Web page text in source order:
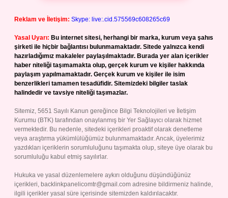
Reklam ve İletişim: Skype: live:.cid.575569c608265c69
Yasal Uyarı: Bu internet sitesi, herhangi bir marka, kurum veya şahıs
şirketi ile hiçbir bağlantısı bulunmamaktadır. Sitede yalnızca kendi
hazırladığımız makaleler paylaşılmaktadır. Burada yer alan içerikler
haber niteliği taşımamakta olup, gerçek kurum ve kişiler hakkında
paylaşım yapılmamaktadır. Gerçek kurum ve kişiler ile isim
benzerlikleri tamamen tesadüfidir. Sitemizdeki bilgiler taslak
halindedir ve tavsiye niteliği taşımazlar.
Sitemiz, 5651 Sayılı Kanun gereğince Bilgi Teknolojileri ve İletişim
Kurumu (BTK) tarafından onaylanmış bir Yer Sağlayıcı olarak hizmet
vermektedir. Bu nedenle, sitedeki içerikleri proaktif olarak denetleme
veya araştırma yükümlülüğümüz bulunmamaktadır. Ancak, üyelerimiz
yazdıkları içeriklerin sorumluluğunu taşımakta olup, siteye üye olarak bu
sorumluluğu kabul etmiş sayılırlar.
Hukuka ve yasal düzenlemelere aykırı olduğunu düşündüğünüz
içerikleri, backlinkpanelicomtr@gmail.com adresine bildirmeniz halinde,
ilgili içerikler yasal süre içerisinde sitemizden kaldırılacaktır.